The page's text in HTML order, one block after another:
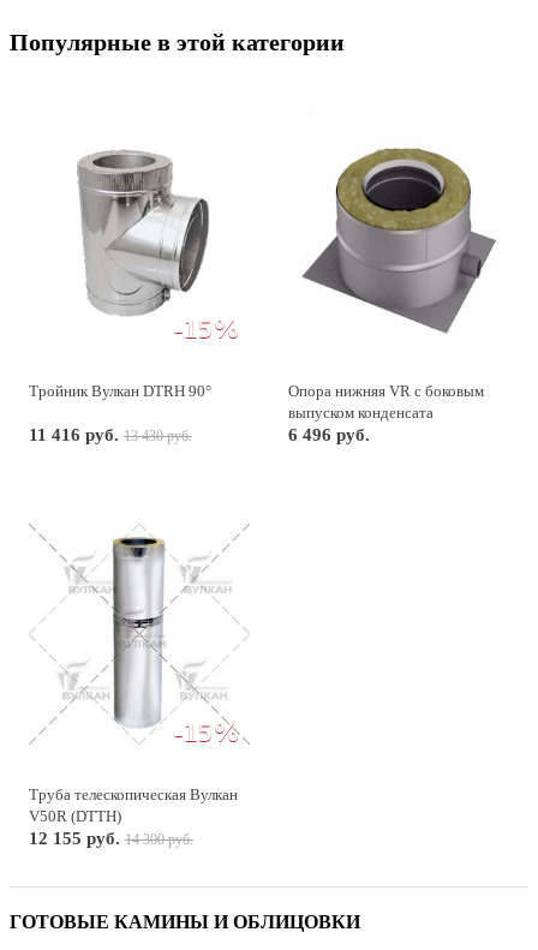
Популярные в этой категории
-15%
Тройник Вулкан DTRH 90°
11 416 руб. 13 430 руб.
Опора нижняя VR с боковым
выпуском конденсата
6 496 руб.
-15%
Труба телескопическая Вулкан
V50R (DTTH)
12 155 руб. 14 300 руб.
ГОТОВЫЕ КАМИНЫ И ОБЛИЦОВКИ